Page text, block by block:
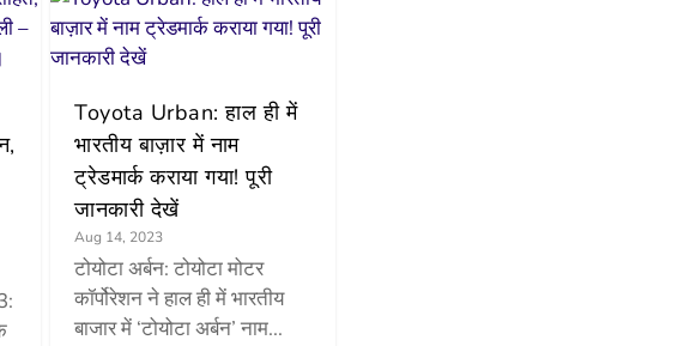
Toyota Urban: हाल ही में
भारतीय बाज़ार में नाम
ट्रेडमार्क कराया गया! पूरी
जानकारी देखें
Aug 14, 2023
टोयोटा अर्बन: टोयोटा मोटर
कॉर्पोरेशन ने हाल ही में भारतीय
बाजार में ‘टोयोटा अर्बन’ नाम...